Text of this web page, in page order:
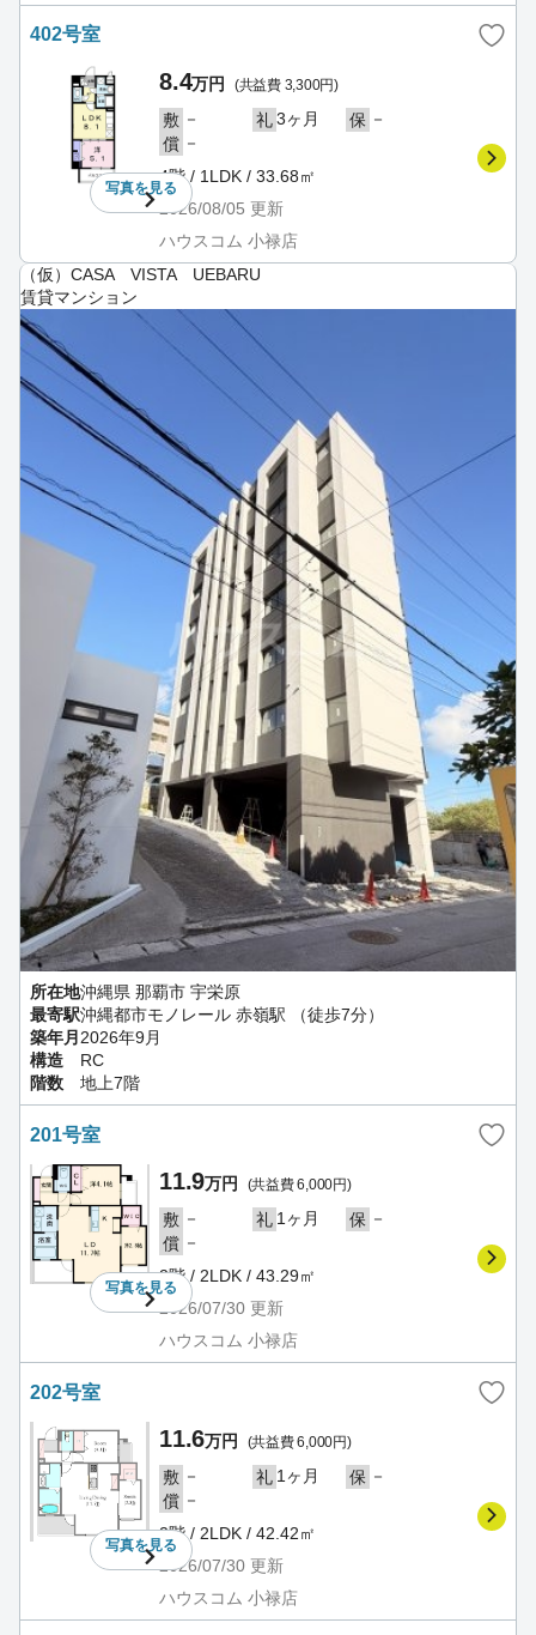
402号室
写真を見る
8.4万円 (共益費 3,300円)
敷 － 礼3ヶ月 保 －
償 －
4階 / 1LDK / 33.68㎡
2026/08/05 更新
ハウスコム 小禄店
（仮）CASA VISTA UEBARU
賃貸マンション
所在地沖縄県 那覇市 宇栄原
最寄駅沖縄都市モノレール 赤嶺駅 （徒歩7分）
築年月 2026年9月
構造
RC
階数
地上7階
201号室
写真を見る
11.9万円 (共益費 6,000円)
敷 － 礼 1ヶ月 保 －
償 －
2階 / 2LDK / 43.29㎡
2026/07/30 更新
ハウスコム 小禄店
202号室
写真を見る
11.6万円 (共益費 6,000円)
敷 － 礼 1ヶ月 保 －
償 －
2階 / 2LDK / 42.42㎡
2026/07/30 更新
ハウスコム 小禄店